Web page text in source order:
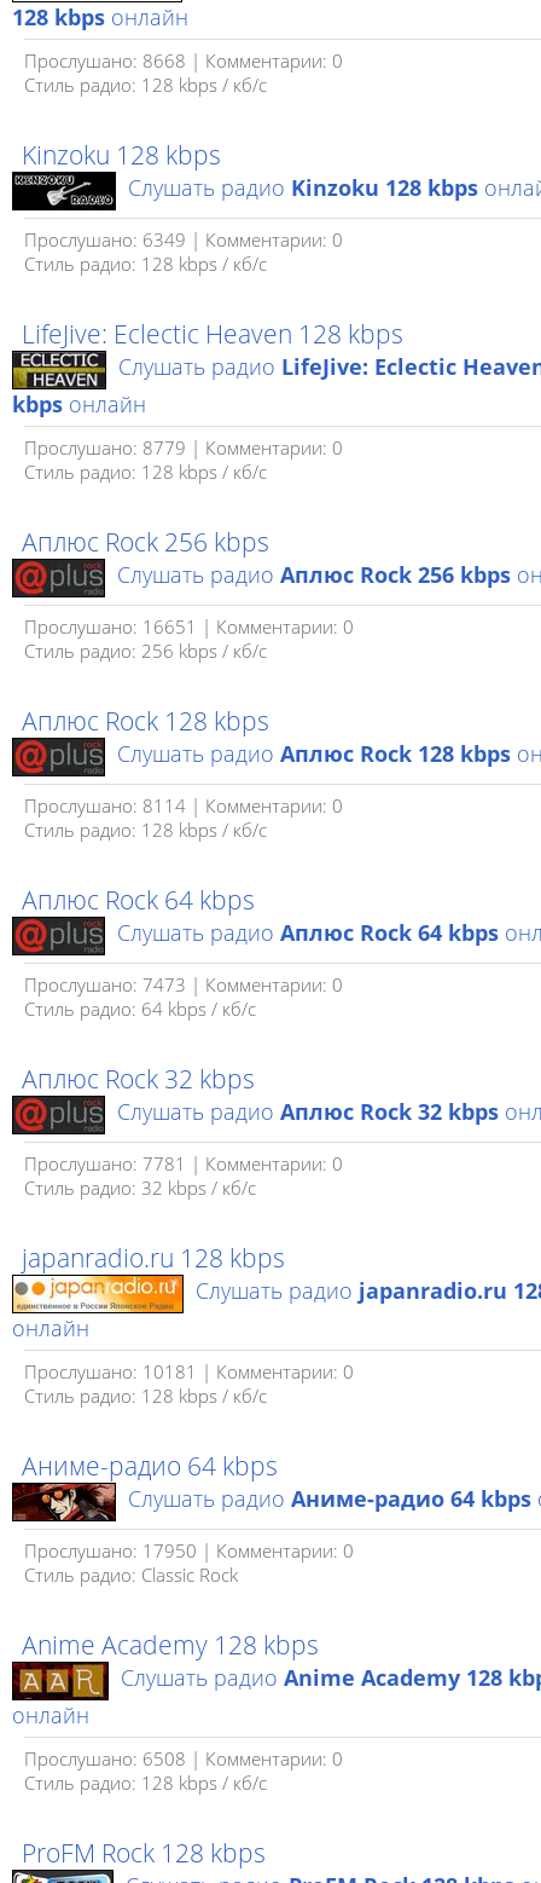
128 kbps онлайн
Прослушано: 8668 | Комментарии: 0
Стиль радио: 128 kbps / кб/c
Kinzoku 128 kbps
Слушать радио Kinzoku 128 kbps
Прослушано: 6349 | Комментарии: 0
Стиль радио: 128 kbps / кб/c
LifeJive: Eclectic Heaven 128 kbps
Слушать радио LifeJive: Eclectic
kbps онлайн
Прослушано: 8779 | Комментарии: 0
Стиль радио: 128 kbps / кб/c
Аплюс Rock 256 kbps
Слушать радио Аплюс Rock 256 kbps
Прослушано: 16651 | Комментарии: 0
Стиль радио: 256 kbps / кб/с
Аплюс Rock 128 kbps
Слушать радио Аплюс Rock 128 kbps
Прослушано: 8114 | Комментарии: 0
Стиль радио: 128 kbps / кб/c
Аплюс Rock 64 kbps
Слушать радио Аплюс Rock 64 kbps
Прослушано: 7473 | Комментарии: 0
Стиль радио: 64 kbps / кб/c
Аплюс Rock 32 kbps
Слушать радио Аплюс Rock 32 kbps
Прослушано: 7781 | Комментарии: 0
Стиль радио: 32 kbps / кб/c
japanradio.ru 128 kbps
Слушать радио japanradio.ru
онлайн
Прослушано: 10181 | Комментарии: 0
Стиль радио: 128 kbps / кб/c
Аниме-радио 64 kbps
Слушать радио Аниме-радио 64 kbps
Прослушано: 17950 | Комментарии: 0
Стиль радио: Classic Rock
Anime Academy 128 kbps
Слушать радио Anime Academy 128
онлайн
Прослушано: 6508 | Комментарии: 0
Стиль радио: 128 kbps / кб/c
ProFM Rock 128 kbps